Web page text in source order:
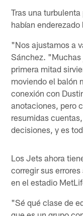
Tras una
habían enderezado
"Nos ajustamos a
Sánchez. "Muchas
primera mitad
moviendo el balón
conexión con
anotaciones, pero
resumidas
decisiones, y es
Los Jets ahora
corregir sus
en el estadio
"Sé qué clase de